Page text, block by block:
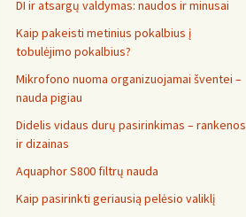
DI ir atsargų valdymas: naudos ir minusai
Kaip pakeisti metinius pokalbius į
tobulėjimo pokalbius?
Mikrofono nuoma organizuojamai šventei –
nauda pigiau
Didelis vidaus durų pasirinkimas – rankenos
ir dizainas
Aquaphor S800 filtrų nauda
Kaip pasirinkti geriausią pelėsio valiklį